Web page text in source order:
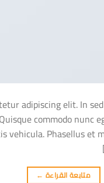
adipiscing elit. In
commodo nunc
vehicula. Phasellus et
متابعة القراءة ←